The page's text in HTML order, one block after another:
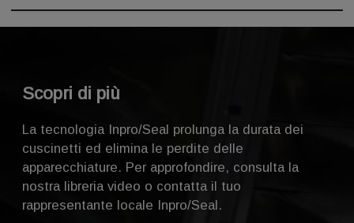
Raffinatori
Lavatrici
Pompe
Pompe per vuoto
Ventole
Blocchi di supporto
Pompe
Turbine a vapore
Motoriduttori
Blocchi di supporto
Pompe
Trasportatori a coclea
Alimentazione idrica, chiarificazione degli effluenti,
Applicazioni
Motoriduttori
Motori
Blocchi di supporto
Pompe
Trasportatori a coclea
Motoriduttori
Motori
Scopri di più
La tecnologia Inpro/Seal prolunga la durata dei
cuscinetti ed elimina le perdite delle
apparecchiature. Per approfondire, consulta la
nostra libreria video o contatta il tuo
rappresentante locale Inpro/Seal.